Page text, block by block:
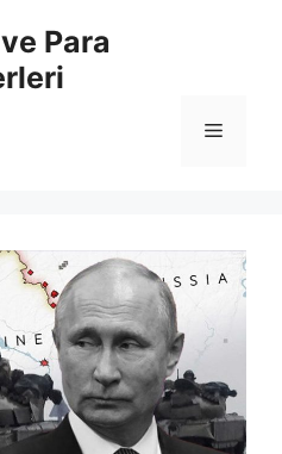
Para
Menü